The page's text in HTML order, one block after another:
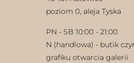
poziom 0, aleja Tyska
PN - SB 10:00 - 21:00
N (handlowa) - butik
grafiku otwarcia galerii